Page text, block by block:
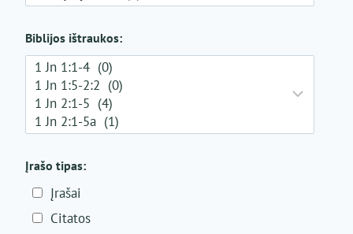
Biblijos ištraukos:
Įrašo tipas:
Įrašai
Citatos